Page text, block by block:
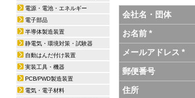
会社名・団体
お名前 *
メールアドレス *
郵便番号
住所
電源・電池・エネルギー
電子部品
半導体製造装置
静電気・環境対策・試験器
自動はんだ付け装置
実装工具・機器
PCB/PWD製造装置
電気・電子材料